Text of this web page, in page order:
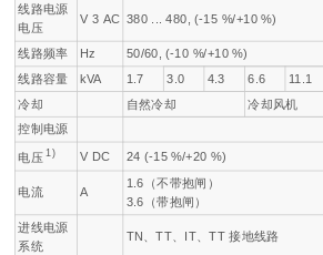
线路电源
电压
V 3 AC 380 ... 480, (-15 %/+10 %)
线路频率 Hz
50/60, (-10 %/+10 %)
线路容量
kVA 1.7 3.0 4.3 6.6 11.1
冷却 自然冷却
冷却风机
控制电源
电压1) V DC 24 (-15 %/+20 %)
电流 A
1.6（不带抱闸）
3.6（带抱闸）
进线电源
系统
TN、TT、IT、TT 接地线路